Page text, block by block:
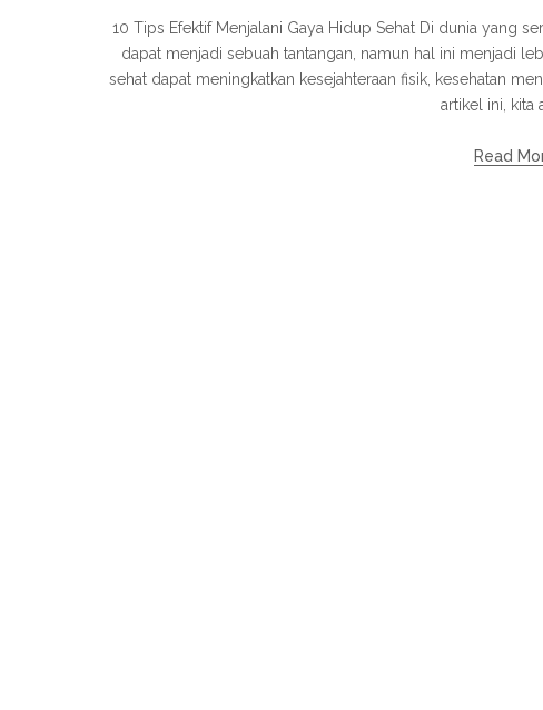
10 Tips Efektif Menjalani Gaya Hidup Sehat Di dunia yang
dapat menjadi sebuah tantangan, namun hal ini menjadi
sehat dapat meningkatkan kesejahteraan fisik, kesehatan
artikel ini, kita
Read